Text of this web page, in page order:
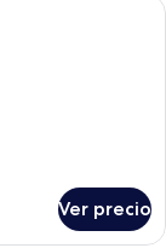
Ver precio